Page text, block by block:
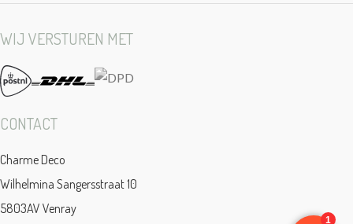
WIJ VERSTUREN MET
CONTACT
Charme Deco
Wilhelmina Sangersstraat 10
5803AV Venray